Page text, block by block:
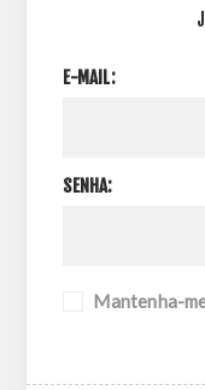
E-MAIL:
SENHA:
Mantenha-